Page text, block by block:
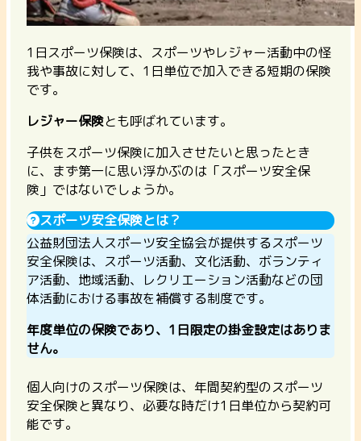
1日スポーツ保険は、スポーツやレジャー活動中の怪
我や事故に対して、1日単位で加入できる短期の保険
です。
レジャー保険とも呼ばれています。
子供をスポーツ保険に加入させたいと思ったとき
に、まず第一に思い浮かぶのは「スポーツ安全保
険」ではないでしょうか。
スポーツ安全保険とは？
公益財団法人スポーツ安全協会が提供するスポーツ
安全保険は、スポーツ活動、文化活動、ボランティ
ア活動、地域活動、レクリエーション活動などの団
体活動における事故を補償する制度です。
年度単位の保険であり、1日限定の掛金設定はありま
せん。
個人向けのスポーツ保険は、年間契約型のスポーツ
安全保険と異なり、 必要な時だけ1日単位から契約可
能です。